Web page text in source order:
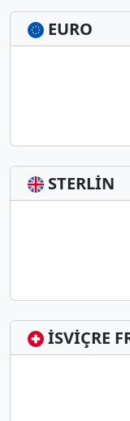
EURO
STERLİN
İSVİÇRE